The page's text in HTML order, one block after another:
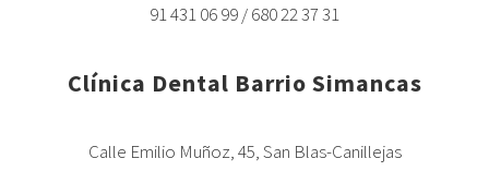
91 431 06 99 / 680 22 37 31
Clínica Dental Barrio Simancas
Calle Emilio Muñoz, 45, San Blas-Canillejas